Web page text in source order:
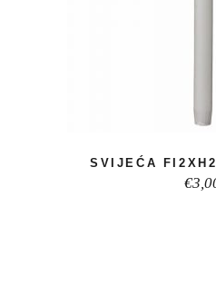
SVIJEĆA
€